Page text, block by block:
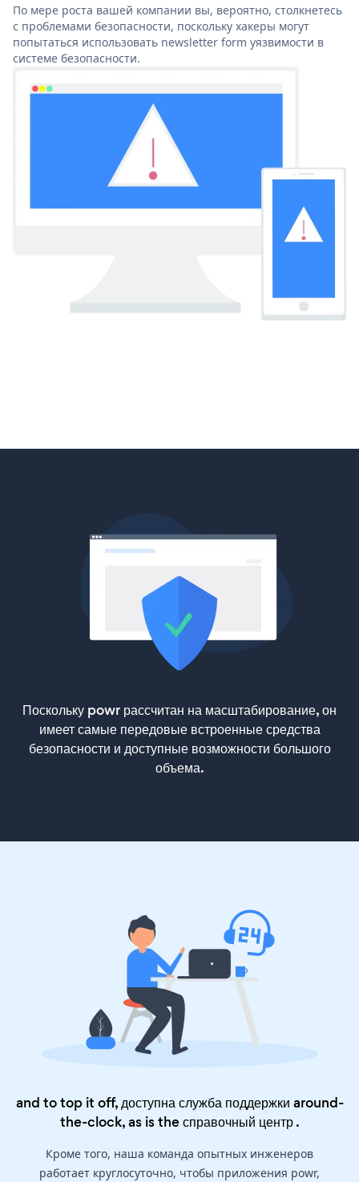
По мере роста вашей компании вы, вероятно, столкнетесь
с проблемами безопасности, поскольку хакеры могут
попытаться использовать newsletter form уязвимости в
системе безопасности.
Поскольку powr рассчитан на масштабирование, он
имеет самые передовые встроенные средства
безопасности и доступные возможности большого
объема.
and to top it off, доступна служба поддержки around-
the-clock, as is theсправочный центр.
Кроме того, наша команда опытных инженеров
работает круглосуточно, чтобы приложения powr,